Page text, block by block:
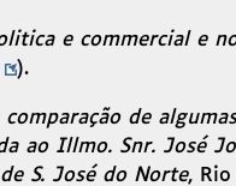
e commercial e
).
comparação de
ao Illmo. Snr. José
S. José do Norte, Rio